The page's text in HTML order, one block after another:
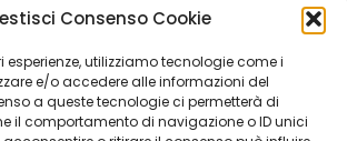
Consenso Cookie
esperienze, utilizziamo tecnologie come i
e/o accedere alle informazioni del
a queste tecnologie ci permetterà di
il comportamento di navigazione o ID unici